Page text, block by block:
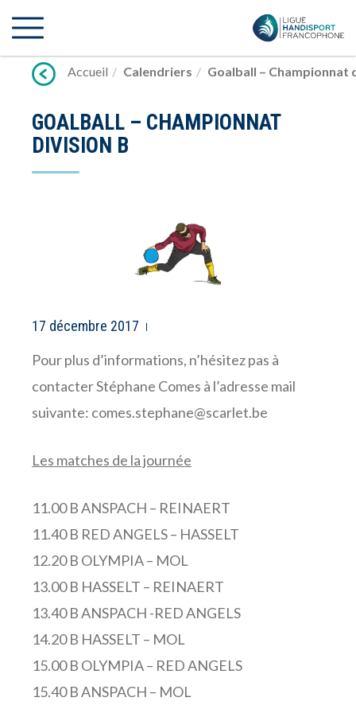
vers
Accueil
Calendriers Goalball – Championnat
GOALBALL – CHAMPIONNAT
DIVISION B
17 décembre 2017
Pour plus d’informations, n’hésitez pas à
contacter Stéphane Comes à l’adresse mail
suivante: comes.stephane@scarlet.be
Les matches de la journée
11.00 B ANSPACH – REINAERT
11.40 B RED ANGELS – HASSELT
12.20 B OLYMPIA – MOL
13.00 B HASSELT – REINAERT
13.40 B ANSPACH -RED ANGELS
14.20 B HASSELT – MOL
15.00 B OLYMPIA – RED ANGELS
15.40 B ANSPACH – MOL